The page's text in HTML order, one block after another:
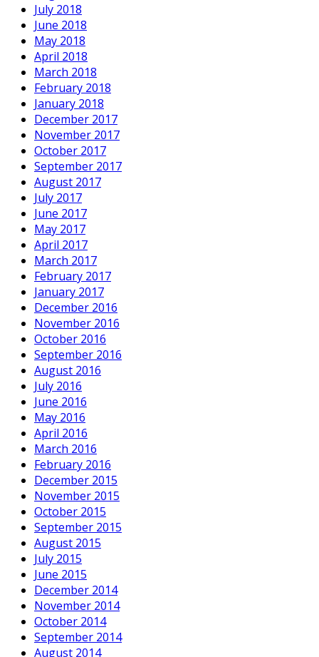
July 2018
June 2018
May 2018
April 2018
March 2018
February 2018
January 2018
December 2017
November 2017
October 2017
September 2017
August 2017
July 2017
June 2017
May 2017
April 2017
March 2017
February 2017
January 2017
December 2016
November 2016
October 2016
September 2016
August 2016
July 2016
June 2016
May 2016
April 2016
March 2016
February 2016
December 2015
November 2015
October 2015
September 2015
August 2015
July 2015
June 2015
December 2014
November 2014
October 2014
September 2014
August 2014